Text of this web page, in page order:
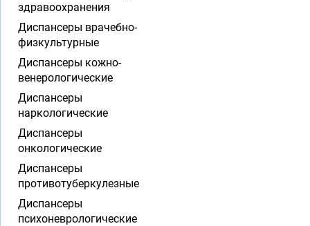
здравоохранения
Диспансеры врачебно-
физкультурные
Диспансеры кожно-
венерологические
Диспансеры
наркологические
Диспансеры
онкологические
Диспансеры
противотуберкулезные
Диспансеры
психоневрологические